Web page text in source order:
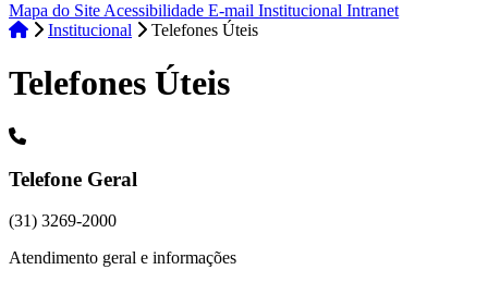
Mapa do Site Acessibilidade E-mail Institucional Intranet
Institucional
Telefones Úteis
Telefones Úteis
Telefone Geral
(31) 3269-2000
Atendimento geral e informações